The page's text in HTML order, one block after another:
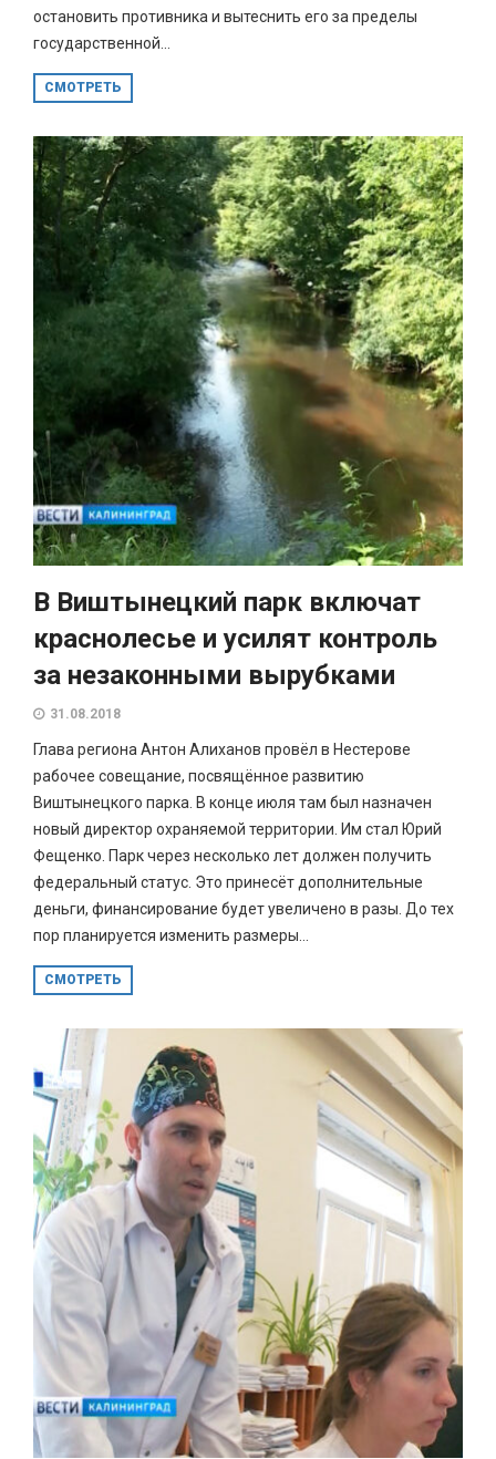
остановить противника и вытеснить его за пределы
государственной...
СМОТРЕТЬ
В Виштынецкий парк включат
краснолесье и усилят контроль
за незаконными вырубками
31.08.2018
Глава региона Антон Алиханов провёл в Нестерове
рабочее совещание, посвящённое развитию
Виштынецкого парка. В конце июля там был назначен
новый директор охраняемой территории. Им стал Юрий
Фещенко. Парк через несколько лет должен получить
федеральный статус. Это принесёт дополнительные
деньги, финансирование будет увеличено в разы. До тех
пор планируется изменить размеры...
СМОТРЕТЬ